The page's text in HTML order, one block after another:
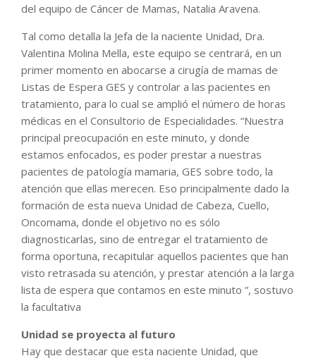
del equipo de Cáncer de Mamas, Natalia Aravena.
Tal como detalla la Jefa de la naciente Unidad, Dra.
Valentina Molina Mella, este equipo se centrará, en un
primer momento en abocarse a cirugía de mamas de
Listas de Espera GES y controlar a las pacientes en
tratamiento, para lo cual se amplió el número de horas
médicas en el Consultorio de Especialidades. “Nuestra
principal preocupación en este minuto, y donde
estamos enfocados, es poder prestar a nuestras
pacientes de patología mamaria, GES sobre todo, la
atención que ellas merecen. Eso principalmente dado la
formación de esta nueva Unidad de Cabeza, Cuello,
Oncomama, donde el objetivo no es sólo
diagnosticarlas, sino de entregar el tratamiento de
forma oportuna, recapitular aquellos pacientes que han
visto retrasada su atención, y prestar atención a la larga
lista de espera que contamos en este minuto ”, sostuvo
la facultativa
Unidad se proyecta al futuro
Hay que destacar que esta naciente Unidad, que